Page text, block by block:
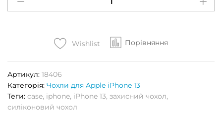
CASE
13
(Turquoise)
Кількість
Wishlist Порівняння
Артикул: 18406
Категорія: Чохли для Apple iPhone 13
Теги: case, iphone, iPhone 13, захисний чохол,
силіконовий чохол